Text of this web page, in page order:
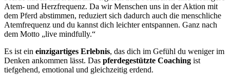
Atem- und Herzfrequenz. Da wir Menschen uns in der Aktion mit
dem Pferd abstimmen, reduziert sich dadurch auch die menschliche
Atemfrequenz und du kannst dich leichter entspannen. Ganz nach
dem Motto „live mindfully.“
Es ist ein einzigartiges Erlebnis, das dich im Gefühl du weniger im
Denken ankommen lässt. Das pferdegestützte Coaching ist
tiefgehend, emotional und gleichzeitig erdend.